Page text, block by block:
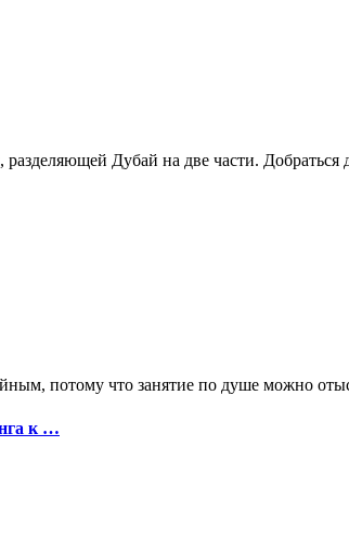
Дубай на две части. Добраться
потому что занятие по душе можно
к …